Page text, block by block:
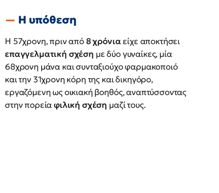
Η υπόθεση
Η 57χρονη, πριν από8 χρόνιαείχε αποκτήσει
επαγγελματική σχέση με δύο γυναίκες, μία
68χρονη μάνα και συνταξιούχο φαρμακοποιό
και την 31χρονη κόρη της και δικηγόρο,
εργαζόμενη ως οικιακή βοηθός, αναπτύσσοντας
στην πορείαφιλική σχέση μαζί τους.